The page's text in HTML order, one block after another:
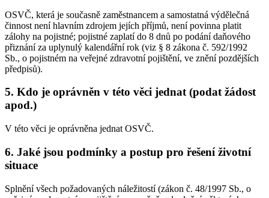
OSVČ, která je současně zaměstnancem a samostatná výdělečná
činnost není hlavním zdrojem jejích příjmů, není povinna platit
zálohy na pojistné; pojistné zaplatí do 8 dnů po podání daňového
přiznání za uplynulý kalendářní rok (viz § 8 zákona č. 592/1992
Sb., o pojistném na veřejné zdravotní pojištění, ve znění pozdějších
předpisů).
5. Kdo je oprávněn v této věci jednat (podat žádost
apod.)
V této věci je oprávněna jednat OSVČ.
6. Jaké jsou podmínky a postup pro řešení životní
situace
Splnění všech požadovaných náležitostí (zákon č. 48/1997 Sb., o